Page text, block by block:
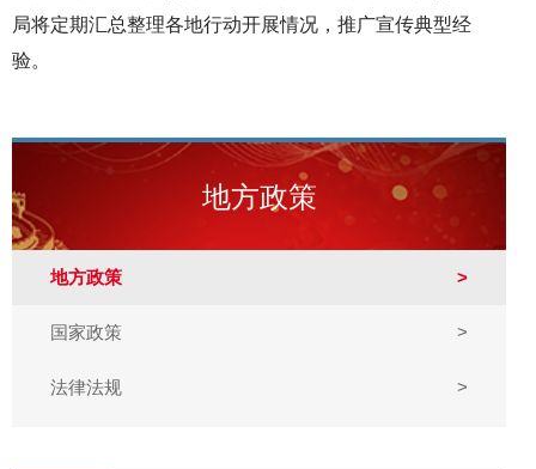
局将定期汇总整理各地行动开展情况，推广宣传典型经
验。
地方政策
地方政策 >
国家政策 >
法律法规 >